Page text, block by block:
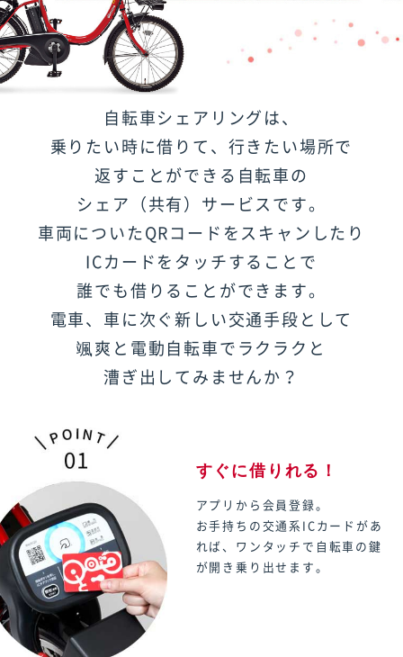
自転車シェアリングは、
乗りたい時に借りて、行きたい場所で
返すことができる自転車の
シェア（共有）サービスです。
車両についたQRコードをスキャンしたり
ICカードをタッチすることで
誰でも借りることができます。
電車、車に次ぐ新しい交通手段として
颯爽と 電動自転車でラクラクと
漕ぎ出してみませんか？
すぐに借りれる！
アプリから会員登録。
お手持ちの交通系ICカードがあ
れば、ワンタッチで自転車の鍵
が開き乗り出せます。